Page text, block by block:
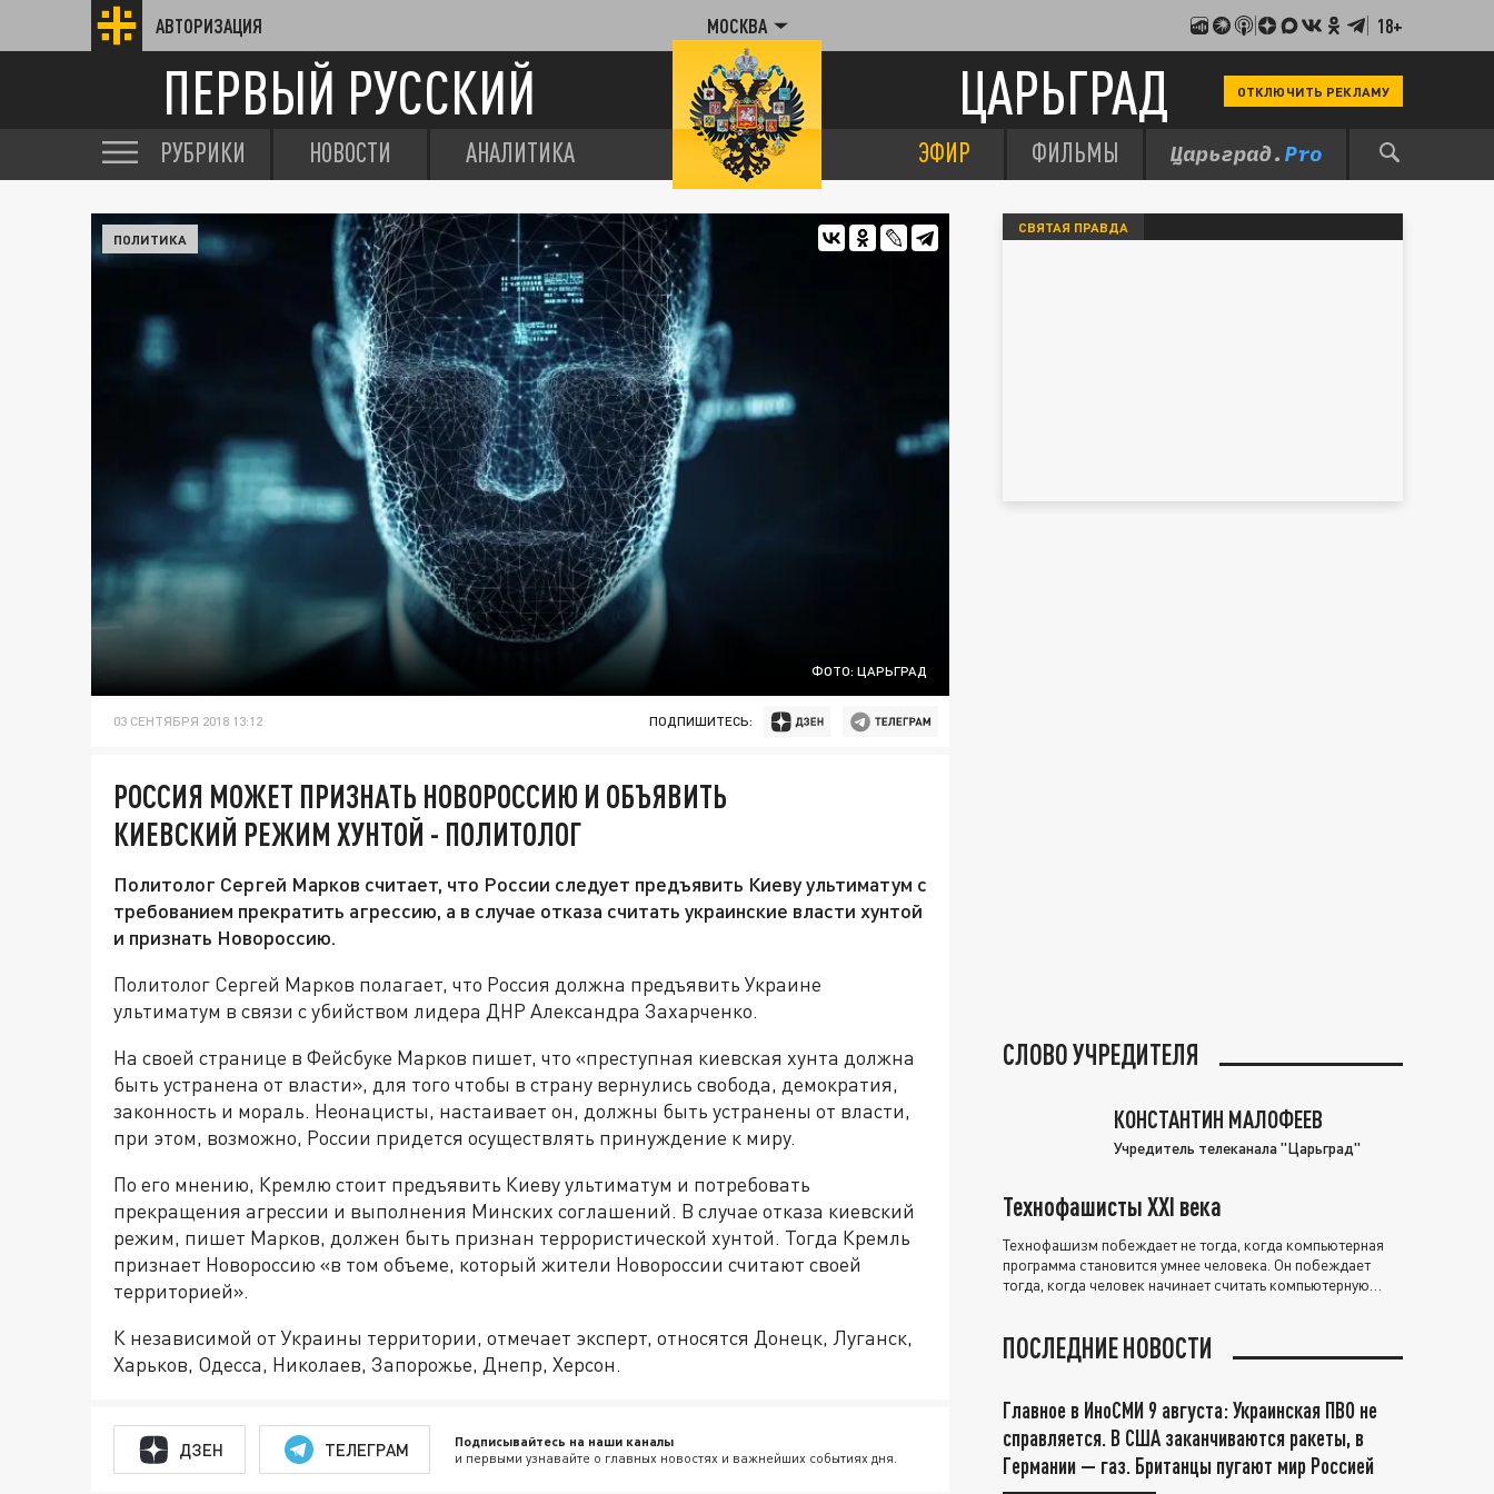
АВТОРИЗАЦИЯ МОСКВА 18+
ПЕРВЫЙ РУССКИЙ ЦАРЬГРАД ОТКЛЮЧИТЬ РЕКЛАМУ
РУБРИКИ НОВОСТИ АНАЛИТИКА ЭФИР ФИЛЬМЫ
ФОТО: ЦАРЬГРАД
ПОЛИТИКА
03 СЕНТЯБРЯ 2018 13:12 ПОДПИШИТЕСЬ:
РОССИЯ МОЖЕТ ПРИЗНАТЬ НОВОРОССИЮ И ОБЪЯВИТЬ
КИЕВСКИЙ РЕЖИМ ХУНТОЙ - ПОЛИТОЛОГ
Политолог Сергей Марков считает, что России следует предъявить Киеву ультиматум с
требованием прекратить агрессию, а в случае отказа считать украинские власти хунтой
и признать Новороссию.
Политолог Сергей Марков полагает, что Россия должна предъявить Украине
ультиматум в связи с убийством лидера ДНР Александра Захарченко.
На своей странице в Фейсбуке Марков пишет, что «преступная киевская хунта должна
быть устранена от власти», для того чтобы в страну вернулись свобода, демократия,
законность и мораль. Неонацисты, настаивает он, должны быть устранены от власти,
при этом, возможно, России придется осуществлять принуждение к миру.
По его мнению, Кремлю стоит предъявить Киеву ультиматум и потребовать
прекращения агрессии и выполнения Минских соглашений. В случае отказа киевский
режим, пишет Марков, должен быть признан террористической хунтой. Тогда Кремль
признает Новороссию «в том объеме, который жители Новороссии считают своей
территорией».
К независимой от Украины территории, отмечает эксперт, относятся Донецк, Луганск,
Харьков, Одесса, Николаев, Запорожье, Днепр, Херсон.
ДЗЕН ТЕЛЕГРАМ Подписывайтесь на наши каналы
и первыми узнавайте о главных новостях и важнейших событиях дня.
СВЯТАЯ ПРАВДА
СЛОВО УЧРЕДИТЕЛЯ
КОНСТАНТИН МАЛОФЕЕВ
Учредитель телеканала "Царьград"
Технофашисты XXI века
Технофашизм побеждает не тогда, когда компьютерная
программа становится умнее человека. Он побеждает
тогда, когда человек начинает считать компьютерную
ПОСЛЕДНИЕ НОВОСТИ
Главное в ИноСМИ 9 августа: Украинская ПВО не
справляется. В США заканчиваются ракеты, в
Германии — газ. Британцы пугают мир Россией